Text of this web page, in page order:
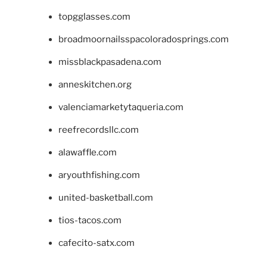
topgglasses.com
broadmoornailsspacoloradosprings.com
missblackpasadena.com
anneskitchen.org
valenciamarketytaqueria.com
reefrecordsllc.com
alawaffle.com
aryouthfishing.com
united-basketball.com
tios-tacos.com
cafecito-satx.com